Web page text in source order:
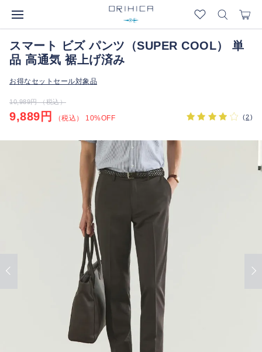
スマート ビズ パンツ（SUPER COOL） 単
品 高通気 裾上げ済み
お得なセットセール対象品
10,989円 （税込）
9,889円 （税込） 10%OFF (2)